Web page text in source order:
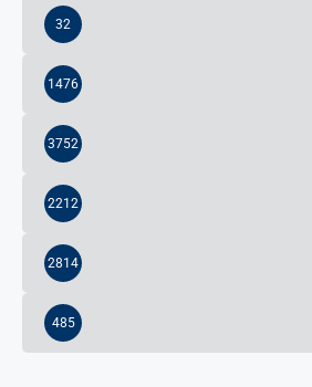
32
1476
3752
2212
2814
485